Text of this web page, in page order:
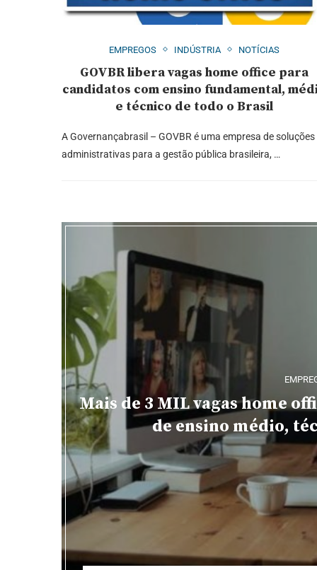
EMPREGOS INDÚSTRIA NOTÍCIAS
GOVBR libera vagas home office para
candidatos com ensino fundamental,
e técnico de todo o Brasil
A Governançabrasil – GOVBR é uma empresa de soluções
administrativas para a gestão pública brasileira, …
Mais de 3 MIL vagas home
de ensino médio,